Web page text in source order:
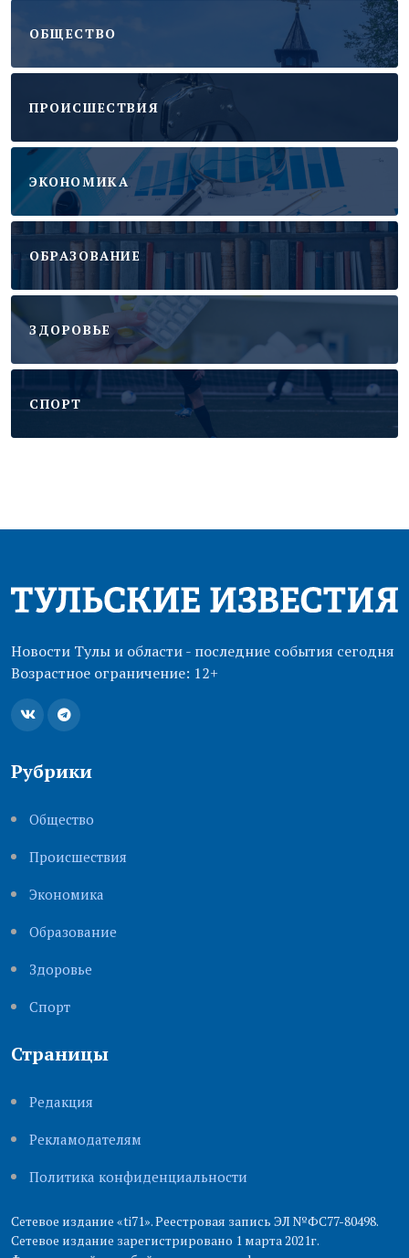
ОБЩЕСТВО
ПРОИСШЕСТВИЯ
ЭКОНОМИКА
ОБРАЗОВАНИЕ
ЗДОРОВЬЕ
CПОРТ
Новости Тулы и области - последние события сегодня
Возрастное ограничение: 12+
Рубрики
Общество
Происшествия
Экономика
Образование
Здоровье
Cпорт
Страницы
Редакция
Рекламодателям
Политика конфиденциальности
Сетевое издание «ti71». Реестровая запись ЭЛ №ФС77-80498.
Сетевое издание зарегистрировано 1 марта 2021г.